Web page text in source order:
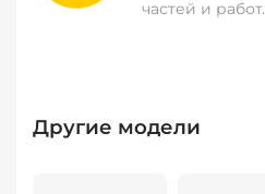
частей и работ.
Другие модели